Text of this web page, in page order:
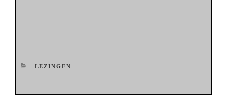
CATEGORIEËN
LEZINGEN